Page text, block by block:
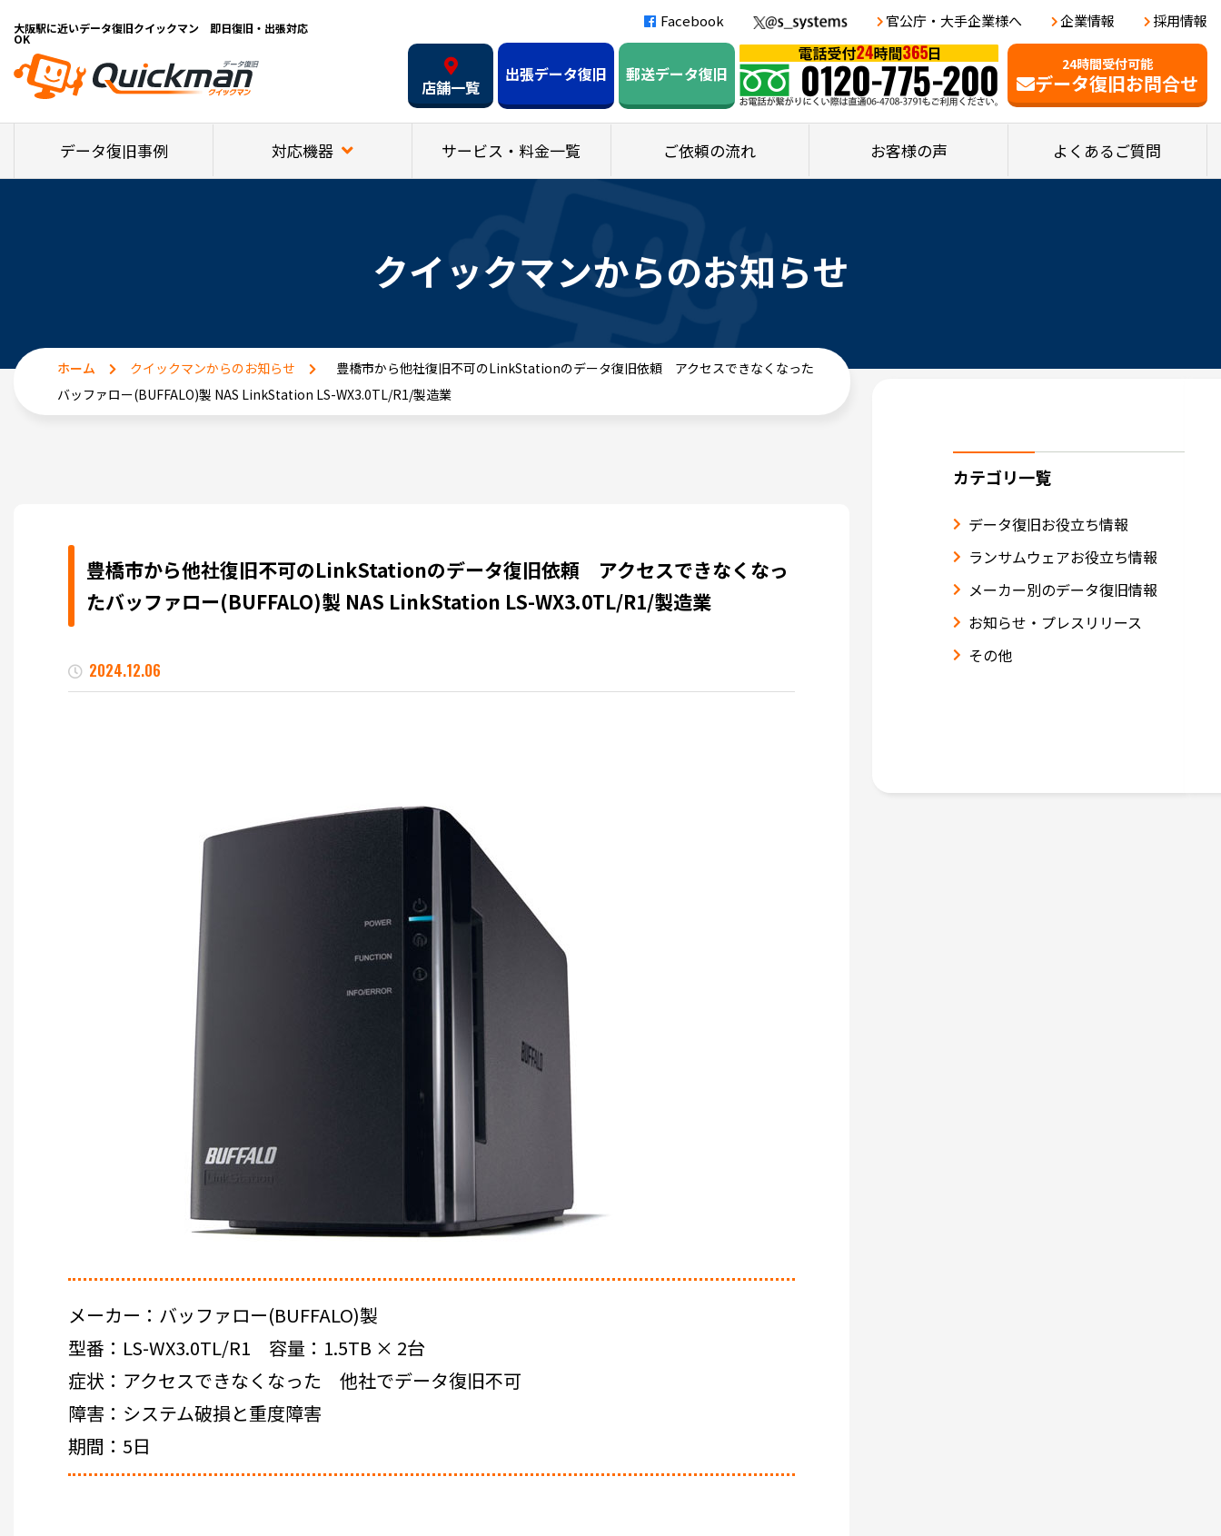
大阪駅に近いデータ復旧クイックマン 即日復旧・出張対応
OK
Facebook 官公庁・大手企業様へ 企業情報 採用情報
24時間受付可能
データ復旧お問合せ
店舗一覧
出張データ復旧 郵送データ復旧
データ復旧事例 対応機器 サービス・料金一覧 ご依頼の流れ お客様の声 よくあるご質問
クイックマンからのお知らせ
ホーム クイックマンからのお知らせ
豊橋市から他社復旧不可のLinkStationのデータ復旧依頼 アクセスできなくなった
バッファロー(BUFFALO)製 NAS LinkStation LS-WX3.0TL/R1/製造業
豊橋市から他社復旧不可のLinkStationのデータ復旧依頼 アクセスできなくなっ
たバッファロー(BUFFALO)製 NAS LinkStation LS-WX3.0TL/R1/製造業
2024.12.06
メーカー：バッファロー(BUFFALO)製
型番：LS-WX3.0TL/R1 容量：1.5TB × 2台
症状：アクセスできなくなった 他社でデータ復旧不可
障害：システム破損と重度障害
期間：5日
カテゴリ一覧
データ復旧お役立ち情報
ランサムウェアお役立ち情報
メーカー別のデータ復旧情報
お知らせ・プレスリリース
その他